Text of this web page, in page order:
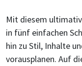
Mit diesem
in fünf einfachen
hin zu Stil, Inhalte
vorausplanen. Auf